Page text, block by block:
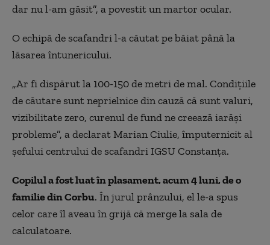
dar nu l-am găsit”, a povestit un martor ocular.
O echipă de scafandri l-a căutat pe băiat până la
lăsarea întunericului.
„Ar fi dispărut la 100-150 de metri de mal. Condiţiile
de căutare sunt neprielnice din cauză că sunt valuri,
vizibilitate zero, curenul de fund ne creează iarăşi
probleme”, a declarat Marian Ciulie, împuternicit al
șefului centrului de scafandri IGSU Constanța.
Copilul a fost luat în plasament, acum 4 luni, de o
familie din Corbu. În jurul prânzului, el le-a spus
celor care îl aveau în grijă că merge la sala de
calculatoare.